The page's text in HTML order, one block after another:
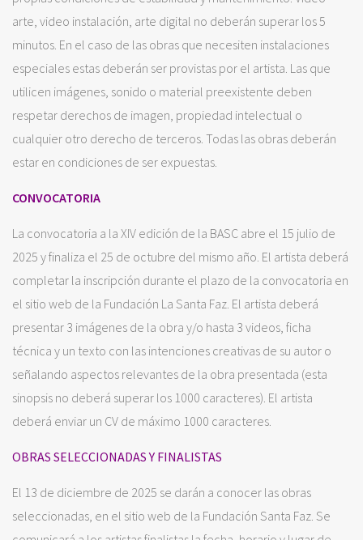
arte, video instalación, arte digital no deberán superar los 5
minutos. En el caso de las obras que necesiten instalaciones
especiales estas deberán ser provistas por el artista. Las que
utilicen imágenes, sonido o material preexistente deben
respetar derechos de imagen, propiedad intelectual o
cualquier otro derecho de terceros. Todas las obras deberán
estar en condiciones de ser expuestas.
CONVOCATORIA
La convocatoria a la XIV edición de la BASC abre el 15 julio de
2025 y finaliza el 25 de octubre del mismo año. El artista deberá
completar la inscripción durante el plazo de la convocatoria en
el sitio web de la Fundación La Santa Faz. El artista deberá
presentar 3 imágenes de la obra y/o hasta 3 videos, ficha
técnica y un texto con las intenciones creativas de su autor o
señalando aspectos relevantes de la obra presentada (esta
sinopsis no deberá superar los 1000 caracteres). El artista
deberá enviar un CV de máximo 1000 caracteres.
OBRAS SELECCIONADAS Y FINALISTAS
El 13 de diciembre de 2025 se darán a conocer las obras
seleccionadas, en el sitio web de la Fundación Santa Faz. Se